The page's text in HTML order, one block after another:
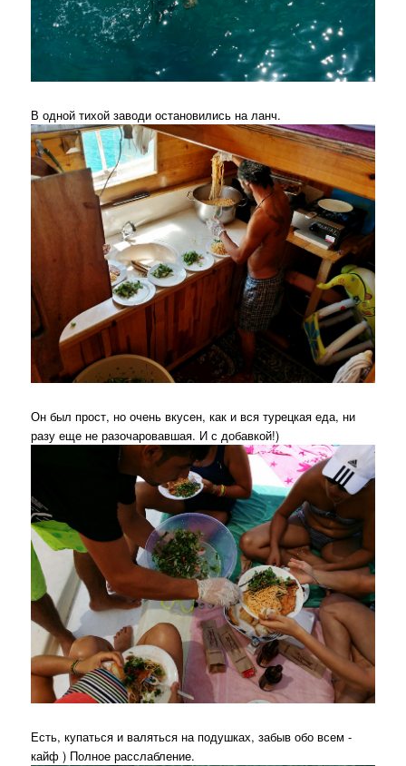
В одной тихой заводи остановились на ланч.
Он был прост, но очень вкусен, как и вся турецкая еда, ни
разу еще не разочаровавшая. И с добавкой!)
Есть, купаться и валяться на подушках, забыв обо всем -
кайф ) Полное расслабление.